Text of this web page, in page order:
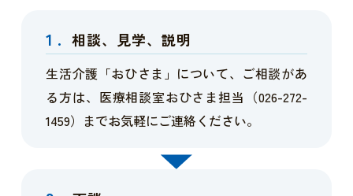
1. 相談、見学、説明
生活介護「おひさま」について、ご相談があ
る方は、医療相談室おひさま担当（026-272-
1459）までお気軽にご連絡ください。